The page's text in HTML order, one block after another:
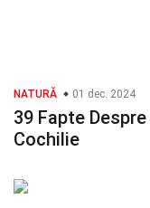
NATURĂ 01 dec. 2024
39 Fapte Despre
Cochilie